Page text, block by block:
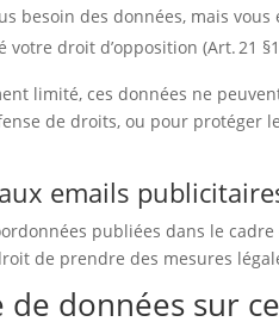
besoin des données, mais
votre droit d’opposition (Art. 21
limité, ces données ne
de droits, ou pour protéger
emails
publiées dans le
de prendre des mesures
de données sur